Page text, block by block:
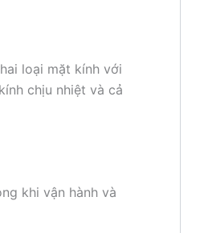
loại mặt kính với
chịu nhiệt và cả
khi vận hành và